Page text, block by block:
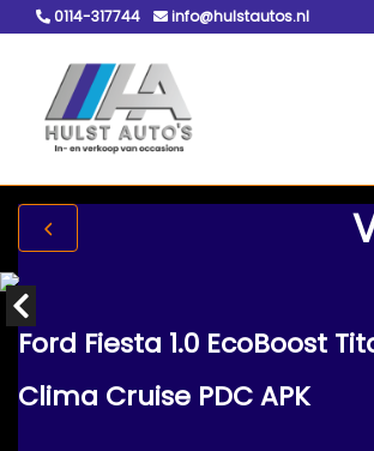
0114-317744 info@hulstautos.nl
Ford Fiesta 1.0 EcoBoost
Clima Cruise PDC APK